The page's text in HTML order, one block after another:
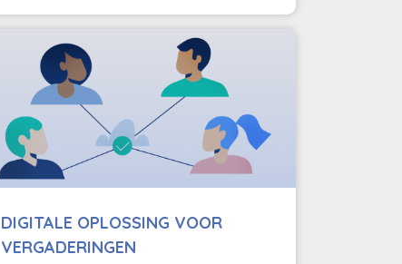
DIGITALE OPLOSSING VOOR
VERGADERINGEN